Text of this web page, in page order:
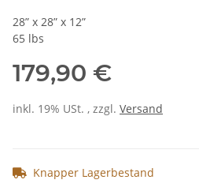
28” x 28” x 12”
65 lbs
179,90 €
inkl. 19% USt. , zzgl. Versand
Knapper Lagerbestand